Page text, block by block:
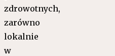
zdrowotnych,
zarówno
lokalnie
w